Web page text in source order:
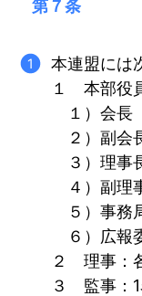
第７条
本連盟には
１ 本部役
１）会
２）副
３）理
４）副理
５）事務
６）広報
２ 理事：
３ 監事：1